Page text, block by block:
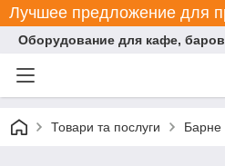
Лучшее предложение для
Оборудование для кафе,
Товари та послуги Барне